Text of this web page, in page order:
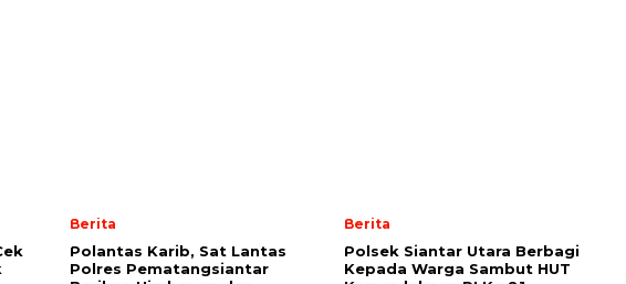
Berita
Polantas Karib, Sat Lantas
Polres Pematangsiantar
Berita
Polsek Siantar Utara Berbagi
Kepada Warga Sambut HUT